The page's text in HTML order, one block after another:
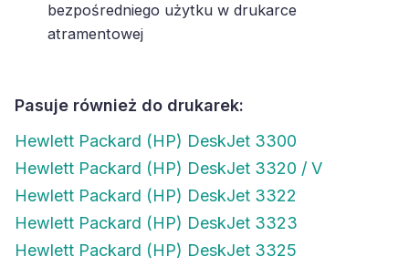
bezpośredniego użytku w drukarce
atramentowej
Pasuje również do drukarek:
Hewlett Packard (HP) DeskJet 3300
Hewlett Packard (HP) DeskJet 3320 / V
Hewlett Packard (HP) DeskJet 3322
Hewlett Packard (HP) DeskJet 3323
Hewlett Packard (HP) DeskJet 3325